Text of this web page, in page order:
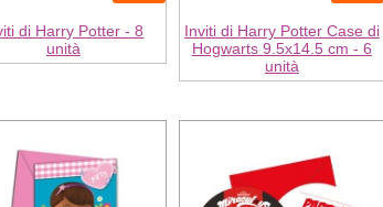
di Harry Potter - 8
unità
Inviti di Harry Potter Case di
Hogwarts 9.5x14.5 cm - 6
unità